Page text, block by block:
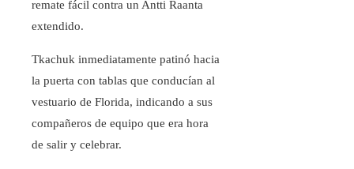
remate fácil contra un Antti Raanta
extendido.
Tkachuk inmediatamente patinó hacia
la puerta con tablas que conducían al
vestuario de Florida, indicando a sus
compañeros de equipo que era hora
de salir y celebrar.